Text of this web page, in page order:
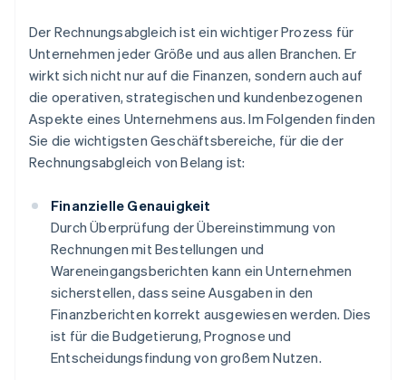
Der Rechnungsabgleich ist ein wichtiger Prozess für
Unternehmen jeder Größe und aus allen Branchen. Er
wirkt sich nicht nur auf die Finanzen, sondern auch auf
die operativen, strategischen und kundenbezogenen
Aspekte eines Unternehmens aus. Im Folgenden finden
Sie die wichtigsten Geschäftsbereiche, für die der
Rechnungsabgleich von Belang ist:
Finanzielle Genauigkeit
Durch Überprüfung der Übereinstimmung von
Rechnungen mit Bestellungen und
Wareneingangsberichten kann ein Unternehmen
sicherstellen, dass seine Ausgaben in den
Finanzberichten korrekt ausgewiesen werden. Dies
ist für die Budgetierung, Prognose und
Entscheidungsfindung von großem Nutzen.